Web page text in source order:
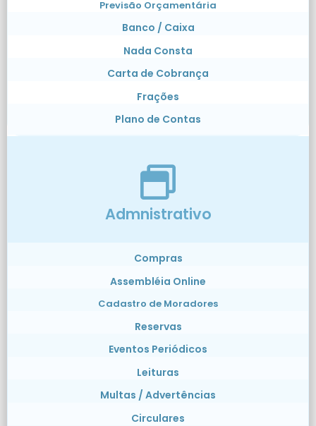
Previsão Orçamentária
Banco / Caixa
Nada Consta
Carta de Cobrança
Frações
Plano de Contas
Admnistrativo
Compras
Assembléia Online
Cadastro de Moradores
Reservas
Eventos Periódicos
Leituras
Multas / Advertências
Circulares